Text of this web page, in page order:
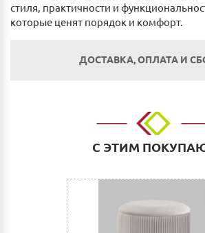
стиля, практичности и
которые ценят порядок и комфорт.
ДОСТАВКА, ОПЛАТА И
Наличным и безналичным
адресу: г. Нижний Новгород, ул.
расчетный счет. Для физических
Сбербанк Онлайн.
Как оплатить:
С ЭТИМ